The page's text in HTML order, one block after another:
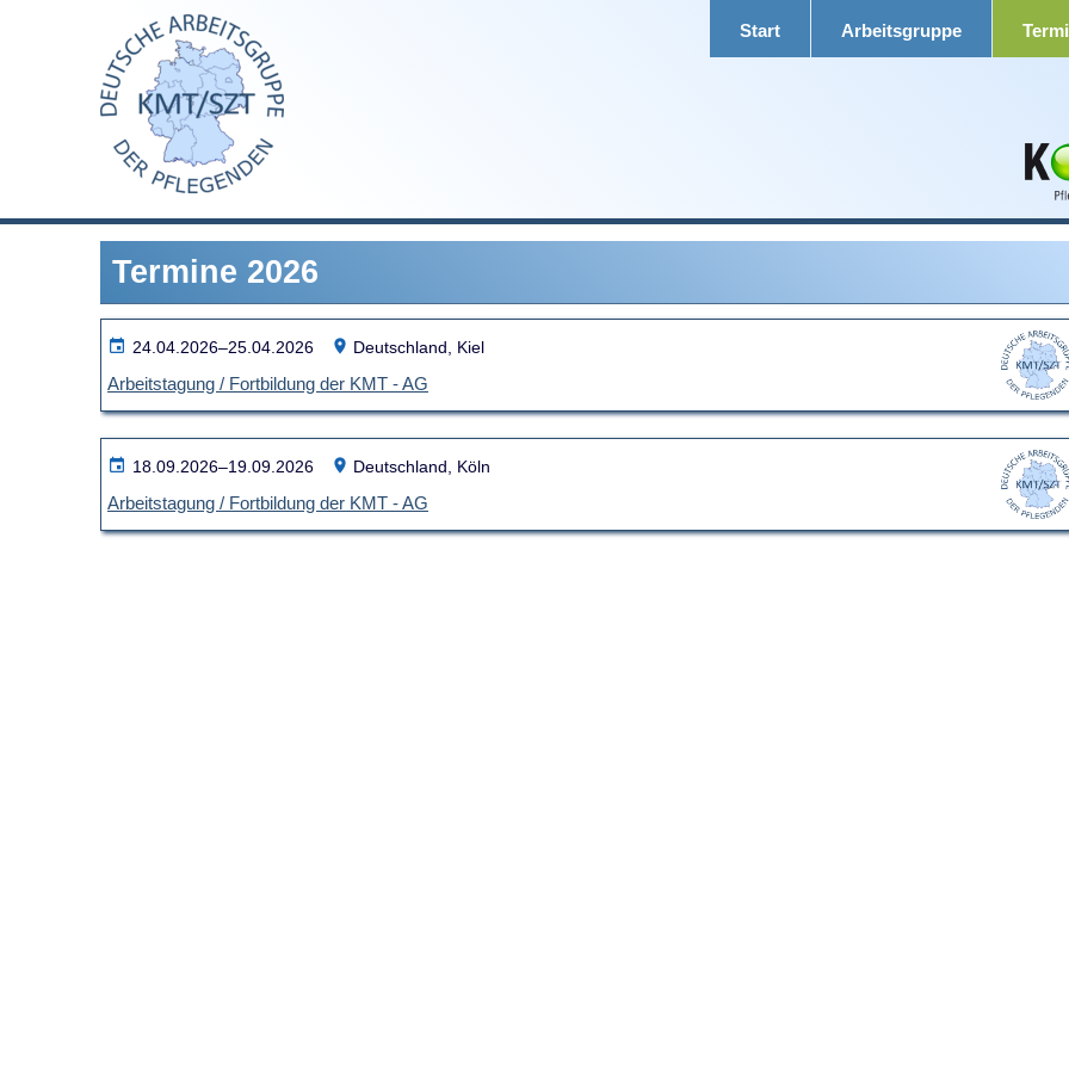
überspringen
Start Arbeitsgruppe
Termine 2026
24.04.2026–25.04.2026 Deutschland, Kiel
Arbeitstagung / Fortbildung der KMT - AG
18.09.2026–19.09.2026 Deutschland, Köln
Arbeitstagung / Fortbildung der KMT - AG